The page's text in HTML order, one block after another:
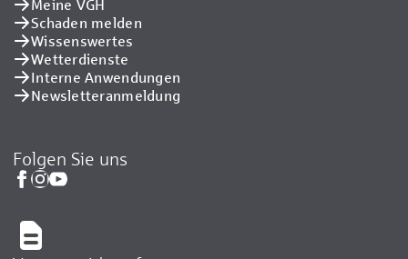
Meine VGH
Schaden melden
Wissenswertes
Wetterdienste
Interne Anwendungen
Newsletteranmeldung
Folgen Sie uns